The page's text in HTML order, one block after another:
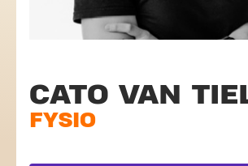
CATO VAN
FYSIO